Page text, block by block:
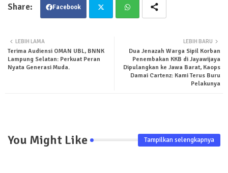
Facebook
ter tsa
pp
LEBIH BARU
Dua Jenazah Warga Sipil Korban
Penembakan KKB di Jayawijaya
Dipulangkan ke Jawa Barat, Kaops
Damai Cartenz: Kami Terus Buru
Pelakunya
LEBIH LAMA
Terima Audiensi OMAN UBL, BNNK
Lampung Selatan: Perkuat Peran
Nyata Generasi Muda.
You Might Like Tampilkan selengkapnya